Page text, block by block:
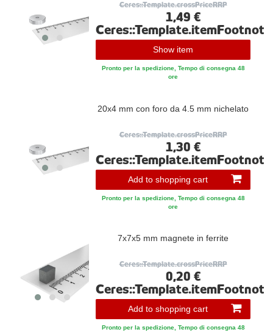
Ceres::Template.crossPriceRRP
1,49 €
Ceres::Template.itemFootnote
Show item
Pronto per la spedizione, Tempo di consegna 48
ore
20x4 mm con foro da 4.5 mm nichelato
Ceres::Template.crossPriceRRP
1,30 €
Ceres::Template.itemFootnote
Add to shopping cart
Pronto per la spedizione, Tempo di consegna 48
ore
7x7x5 mm magnete in ferrite
Ceres::Template.crossPriceRRP
0,20 €
Ceres::Template.itemFootnote
Add to shopping cart
Pronto per la spedizione, Tempo di consegna 48